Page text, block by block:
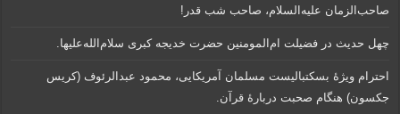
صاحب‌الزمان علیه‌السلام، صاحب شب قدر!
چهل حدیث در فضیلت ام‌المومنین حضرت خدیجه کبری سلام‌الله‌علیها.
احترام ویژۀ بسکتبالیست مسلمان آمریکایی، محمود عبدالرئوف (کریس
جکسون) هنگام صحبت دربارۀ قرآن.